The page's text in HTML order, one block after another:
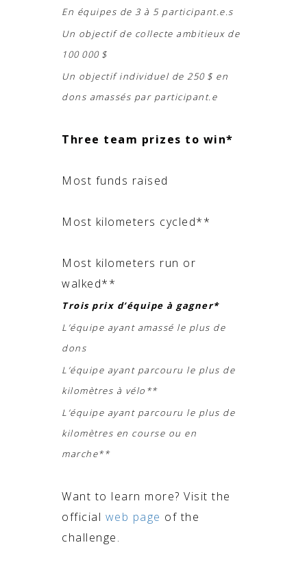
En équipes de 3 à 5 participant.e.s
Un objectif de collecte ambitieux de
100 000 $
Un objectif individuel de 250 $ en
dons amassés par participant.e
Three team prizes to win*
Most funds raised
Most kilometers cycled**
Most kilometers run or
walked**
Trois prix d’équipe à gagner*
L’équipe ayant amassé le plus de
dons
L’équipe ayant parcouru le plus de
kilomètres à vélo**
L’équipe ayant parcouru le plus de
kilomètres en course ou en
marche**
Want to learn more? Visit the
official web page of the
challenge.